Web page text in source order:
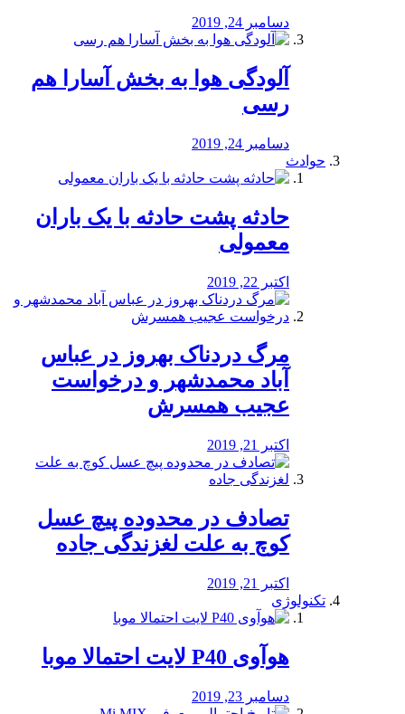
دسامبر 24, 2019
آلودگی هوا به بخش آسارا هم
رسی
دسامبر 24, 2019
حوادث
️حادثه پشت حادثه با یک باران
معمولی
اکتبر 22, 2019
مرگ دردناک بهروز در عباس
آباد محمدشهر و درخواست
عجیب همسرش
اکتبر 21, 2019
تصادف در محدوده پیچ عسل
کوچ به علت لغزندگی جاده
اکتبر 21, 2019
تکنولوژی
هوآوی P40 لایت احتمالا موبا
دسامبر 23, 2019